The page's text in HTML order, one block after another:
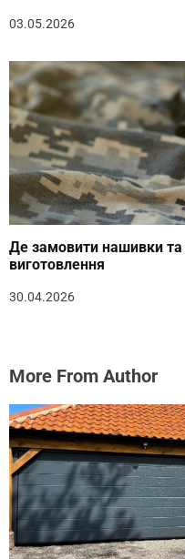
03.05.2026
Де замовити нашивки та
виготовлення
30.04.2026
More From Author